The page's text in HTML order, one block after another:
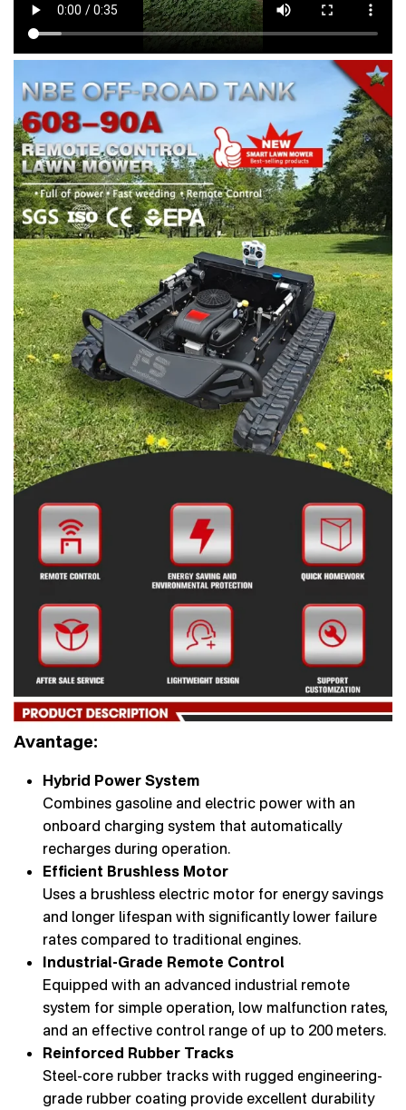
Avantage:
Hybrid Power System
Combines gasoline and electric power with an
onboard charging system that automatically
recharges during operation.
Efficient Brushless Motor
Uses a brushless electric motor for energy savings
and longer lifespan with significantly lower failure
rates compared to traditional engines.
Industrial-Grade Remote Control
Equipped with an advanced industrial remote
system for simple operation, low malfunction rates,
and an effective control range of up to 200 meters.
Reinforced Rubber Tracks
Steel-core rubber tracks with rugged engineering-
grade rubber coating provide excellent durability